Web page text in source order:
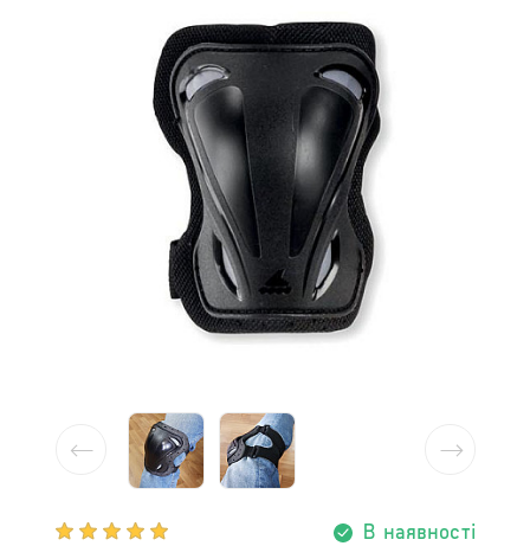
В наявності